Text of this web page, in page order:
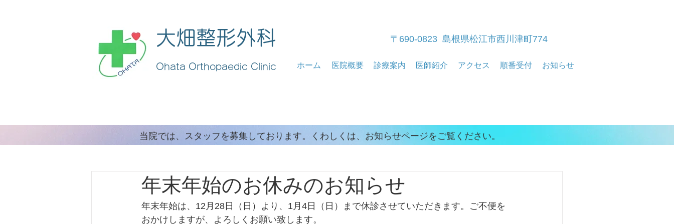
大畑整形外科
Ohata Orthopaedic Clinic
〒690-0823​ 島根県松江市西川津町774
ホーム 医院概要 診療案内 医師紹介 アクセス 順番受付 お知らせ
​当院では、スタッフを募集しております。くわしくは、お知らせページをご覧ください。
年末年始のお休みのお知らせ
年末年始は、12月28日（日）より、1月4日（日）まで休診させていただきます。ご不便を
おかけしますが、よろしくお願い致します。